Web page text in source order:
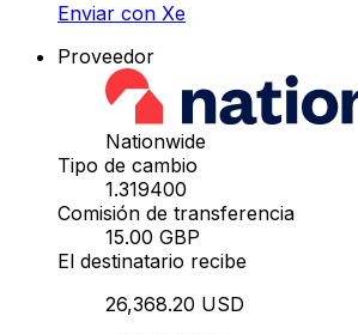
Enviar con Xe
Proveedor
Nationwide
Tipo de cambio
1.319400
Comisión de transferencia
15.00 GBP
El destinatario recibe
26,368.20 USD